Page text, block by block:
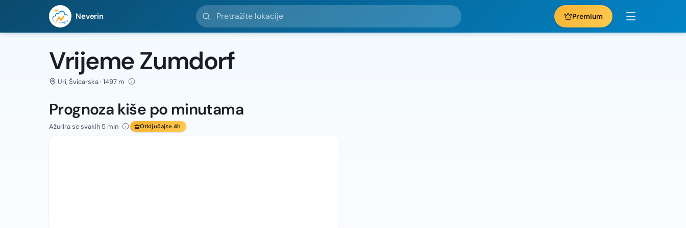
Neverin
Pretražite lokacije
Premium
Vrijeme Zumdorf
Uri, Švicarska · 1497 m
Prognoza kiše po minutama
Ažurira se svakih 5 min Otključajte 4h